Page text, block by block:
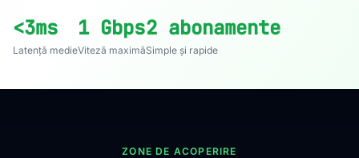
<3ms
Latență medie
1 Gbps
Viteză maximă
2 abonamente
Simple și rapide
ZONE DE ACOPERIRE